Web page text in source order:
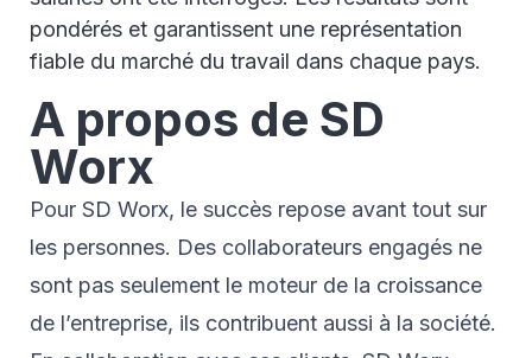
pondérés et garantissent une représentation
fiable du marché du travail dans chaque pays.
A propos de SD
Worx
Pour SD Worx, le succès repose avant tout sur
les personnes. Des collaborateurs engagés ne
sont pas seulement le moteur de la croissance
de l’entreprise, ils contribuent aussi à la société.